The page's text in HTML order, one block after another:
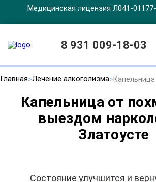
Медицинская лицензия Л041-
8 931 009-18-03
Главная Лечение алкоголизма
Капельница от
выездом
Златоусте
Состояние улучшится и